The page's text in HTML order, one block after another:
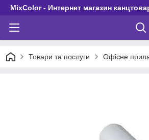
MixColor - Интернет магазин
Товари та послуги Офісне